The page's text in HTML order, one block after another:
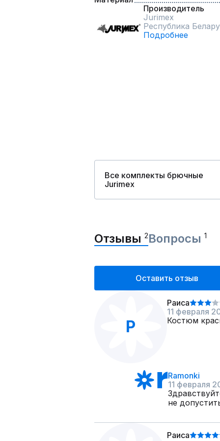
Производитель
Jurimex
Республика
Подробнее
Все комплекты брючные
Jurimex
Отзывы 2Вопросы 1
Оставить отзыв
Р
Раиса
11 февраля
Костюм
Ramonki
11 февраля
не
Раиса